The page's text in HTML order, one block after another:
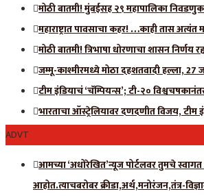
मोठी बातमी! मुंबईसह २९ महापालिका
महाराष्ट्रात पावसाचा कहर! …काही तास अत्यंत
मोठी बातमी! त्रिभाषा धोरणाचा शासन निर्णय
जम्मू-काश्मीरमध्ये मोठा दहशतवादी हल्ला, 27
टीम इंडियाचं ‘चॅम्पियन्स’; टी-२०
भारताचा ऑस्ट्रेलियावर दणदणीत विजय, टीम
ADVT
आमच्या ‘अधोरेखित’न्यूज पोर्टलवर तुमचे स्वागत
आहोत.त्याचबरोबर क्रीडा,अर्थ,मनोरंजन,तंत्र-